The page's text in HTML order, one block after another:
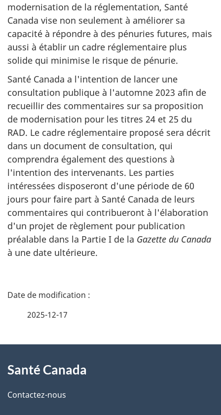
modernisation de la réglementation, Santé
Canada vise non seulement à améliorer sa
capacité à répondre à des pénuries futures, mais
aussi à établir un cadre réglementaire plus
solide qui minimise le risque de pénurie.
Santé Canada a l'intention de lancer une
consultation publique à l'automne 2023 afin de
recueillir des commentaires sur sa proposition
de modernisation pour les titres 24 et 25 du
RAD. Le cadre réglementaire proposé sera décrit
dans un document de consultation, qui
comprendra également des questions à
l'intention des intervenants. Les parties
intéressées disposeront d'une période de 60
jours pour faire part à Santé Canada de leurs
commentaires qui contribueront à l'élaboration
d'un projet de règlement pour publication
préalable dans la Partie I de la Gazette du Canada
à une date ultérieure.
D
i
l
2025-12-17
propos
de
Santé Canada
Contactez-nous